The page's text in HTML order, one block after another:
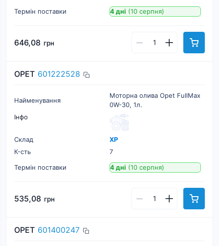
Термін поставки
4 дні (10 серпня)
646,08 грн
OPET 601222528
Найменування
Моторна олива Opet FullMax
0W-30, 1л.
Інфо
Склад
ХР
К-cть
7
Термін поставки
4 дні (10 серпня)
535,08 грн
OPET 601400247